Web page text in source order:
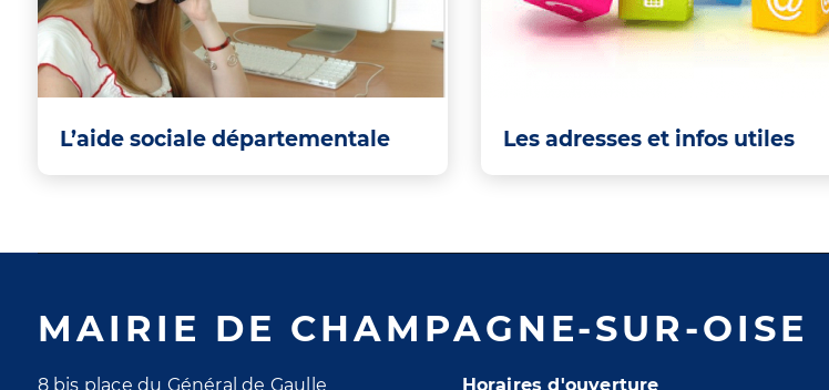
L’aide sociale départementale Les adresses et infos utiles
MAIRIE DE CHAMPAGNE-SUR-OISE
8 bis place du Général de Gaulle Horaires d'ouverture